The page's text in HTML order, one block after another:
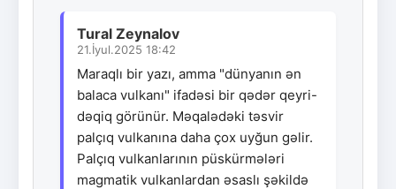
Tural Zeynalov
21.İyul.2025 18:42
Maraqlı bir yazı, amma "dünyanın ən
balaca vulkanı" ifadəsi bir qədər qeyri-
dəqiq görünür. Məqalədəki təsvir
palçıq vulkanına daha çox uyğun gəlir.
Palçıq vulkanlarının püskürmələri
magmatik vulkanlardan əsaslı şəkildə